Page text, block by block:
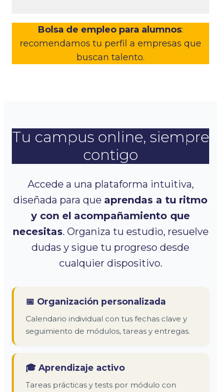
Bolsa de empleo para alumnos:
recomendamos tu perfil a empresas que
buscan talento.
Tu campus online, siempre
contigo
Accede a una plataforma intuitiva,
diseñada para que aprendas a tu ritmo
y con el acompañamiento que
necesitas. Organiza tu estudio, resuelve
dudas y sigue tu progreso desde
cualquier dispositivo.
📅 Organización personalizada
Calendario individual con tus fechas clave y
seguimiento de módulos, tareas y entregas.
🎓 Aprendizaje activo
Tareas prácticas y tests por módulo con